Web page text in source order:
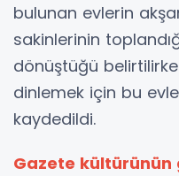
bulunan evlerin
sakinlerinin
dönüştüğü
dinlemek için bu
kaydedildi.
Gazete